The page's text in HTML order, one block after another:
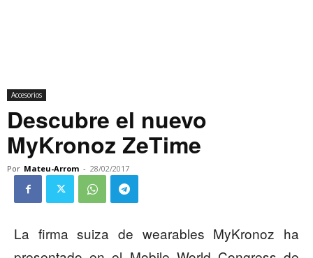
Accesorios
Descubre el nuevo
MyKronoz ZeTime
Por Mateu-Arrom - 28/02/2017
La firma suiza de wearables MyKronoz ha